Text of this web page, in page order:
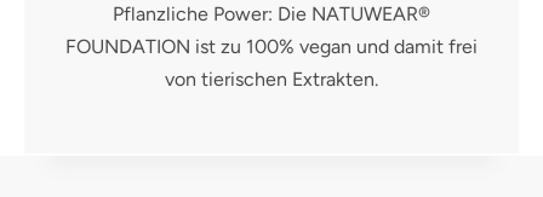
Pflanzliche Power: Die NATUWEAR®
FOUNDATION ist zu 100% vegan und damit frei
von tierischen Extrakten.